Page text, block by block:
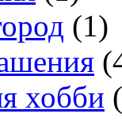
(1)
хобби